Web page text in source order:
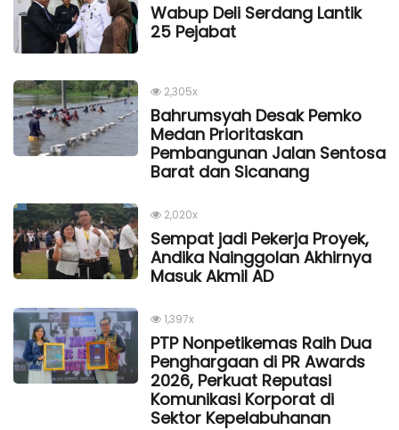
Wabup Deli Serdang Lantik
25 Pejabat
2,305x
Bahrumsyah Desak Pemko
Medan Prioritaskan
Pembangunan Jalan Sentosa
Barat dan Sicanang
2,020x
Sempat jadi Pekerja Proyek,
Andika Nainggolan Akhirnya
Masuk Akmil AD
1,397x
PTP Nonpetikemas Raih Dua
Penghargaan di PR Awards
2026, Perkuat Reputasi
Komunikasi Korporat di
Sektor Kepelabuhanan